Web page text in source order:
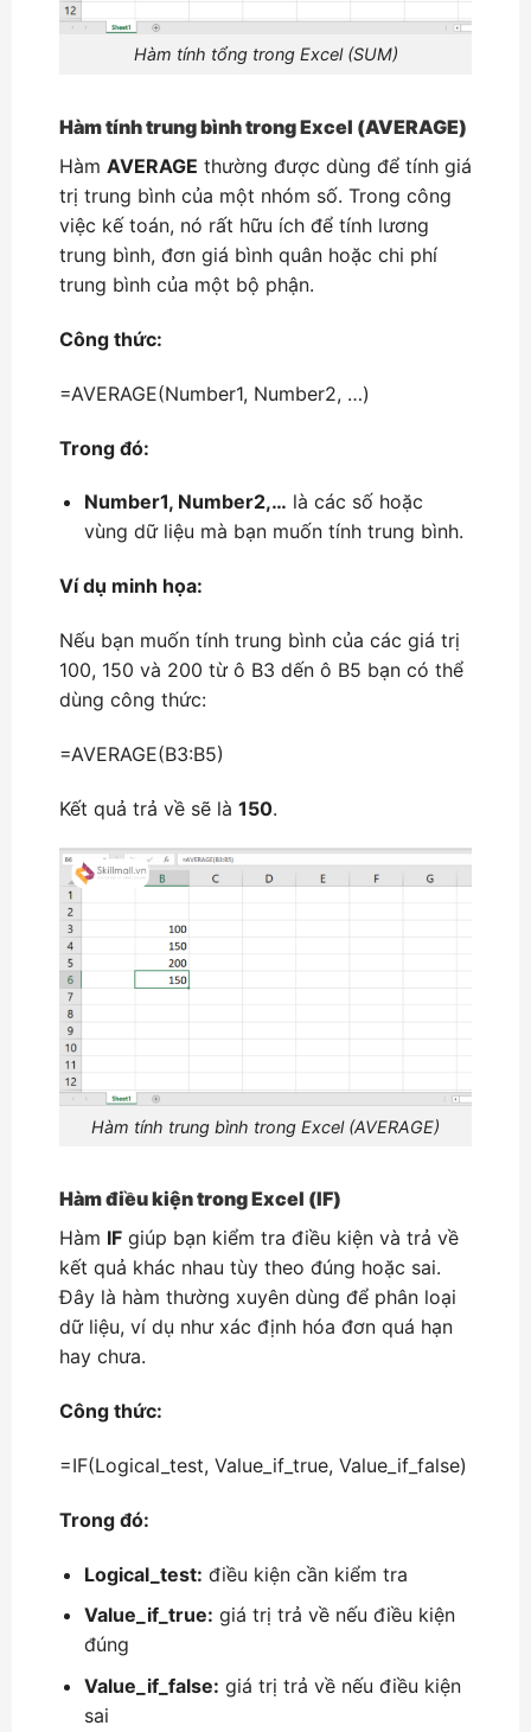
Hàm tính tổng trong Excel (SUM)
Hàm tính trung bình trong Excel (AVERAGE)
Hàm AVERAGE thường được dùng để tính giá
trị trung bình của một nhóm số. Trong công
việc kế toán, nó rất hữu ích để tính lương
trung bình, đơn giá bình quân hoặc chi phí
trung bình của một bộ phận.
Công thức:
=AVERAGE(Number1, Number2, …)
Trong đó:
Number1, Number2,… là các số hoặc
vùng dữ liệu mà bạn muốn tính trung bình.
Ví dụ minh họa:
Nếu bạn muốn tính trung bình của các giá trị
100, 150 và 200 từ ô B3 dến ô B5 bạn có thể
dùng công thức:
=AVERAGE(B3:B5)
Kết quả trả về sẽ là 150.
Hàm tính trung bình trong Excel (AVERAGE)
Hàm điều kiện trong Excel (IF)
Hàm IF giúp bạn kiểm tra điều kiện và trả về
kết quả khác nhau tùy theo đúng hoặc sai.
Đây là hàm thường xuyên dùng để phân loại
dữ liệu, ví dụ như xác định hóa đơn quá hạn
hay chưa.
Công thức:
=IF(Logical_test, Value_if_true, Value_if_false)
Trong đó:
Logical_test: điều kiện cần kiểm tra
Value_if_true: giá trị trả về nếu điều kiện
đúng
Value_if_false: giá trị trả về nếu điều kiện
sai